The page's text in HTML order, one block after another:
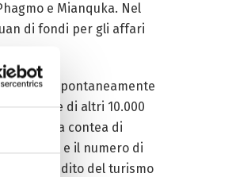
e Mianquka. Nel
di fondi per gli affari
hanno spontaneamente
abitante di altri 10.000
alla contea di
orizzonti e il numero di
il reddito del turismo